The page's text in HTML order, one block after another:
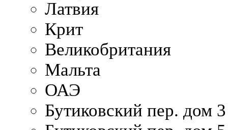
Латвия
Крит
Великобритания
Мальта
ОАЭ
Бутиковский пер. дом 3